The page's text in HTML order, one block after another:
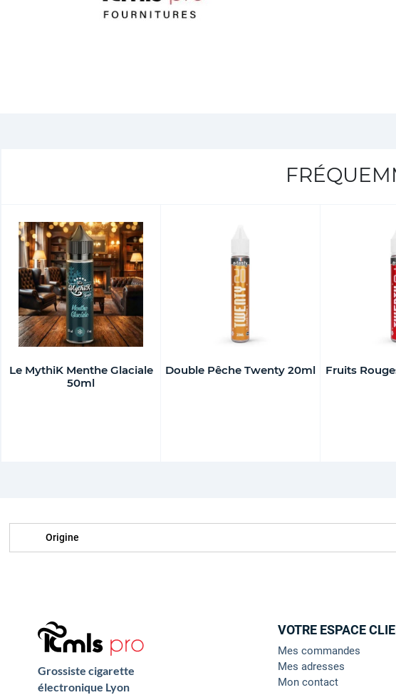
Le MythiK Menthe Glaciale
50ml
Double Pêche Twenty 20ml Fruits
Origine
Grossiste cigarette
électronique Lyon
VOTRE ESPACE
Mes commandes
Mes adresses
Mon contact